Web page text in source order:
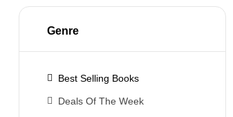
Genre
Best Selling Books
Deals Of The Week